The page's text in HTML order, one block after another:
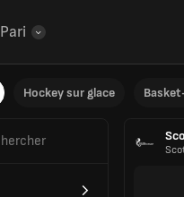
Pari
Hockey sur glace